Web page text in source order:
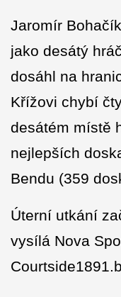
Jaromír
jako desátý
dosáhl na
Křížovi chybí
desátém místě
nejlepších
Bendu (359
Úterní utkání
vysílá Nova